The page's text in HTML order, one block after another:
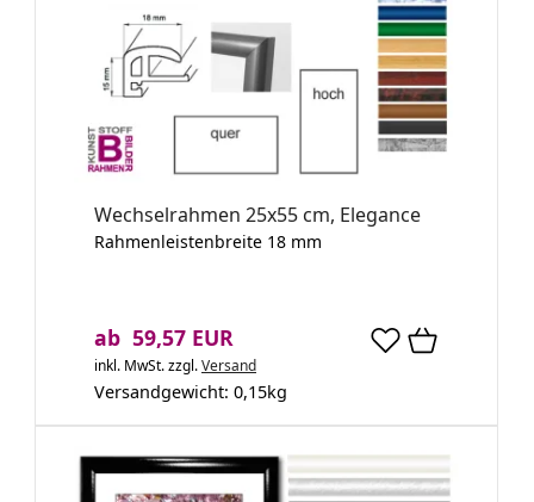
Wechselrahmen 25x55 cm, Elegance
Rahmenleistenbreite 18 mm
ab 59,57 EUR
inkl. MwSt.zzgl.Versand
Versandgewicht: 0,15kg